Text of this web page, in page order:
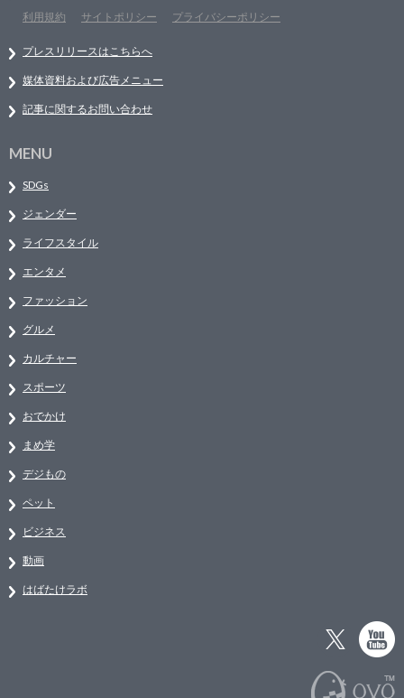
利用規約
サイトポリシー プライバシーポリシー
プレスリリースはこちらへ
媒体資料および広告メニュー
記事に関するお問い合わせ
MENU
SDGs
ジェンダー
ライフスタイル
エンタメ
ファッション
グルメ
カルチャー
スポーツ
おでかけ
まめ学
デジもの
ペット
ビジネス
動画
はばたけラボ